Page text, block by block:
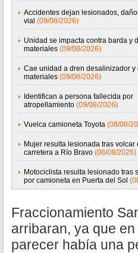
Accidentes dejan lesionados,
vial (09/08/2026)
Unidad se impacta contra barda y
materiales (09/08/2026)
Cae unidad a dren desalinizador y
materiales (09/08/2026)
Identifican a persona fallecida por
atropellamiento (09/08/2026)
Vuelca camioneta Toyota (08/08/
Mujer resulta lesionada tras volcar
carretera a Río Bravo (08/08/2026)
Motociclista resulta lesionado tras
por camioneta en Puerta del Sol
Fraccionamiento
arribaran, ya que
parecer había una